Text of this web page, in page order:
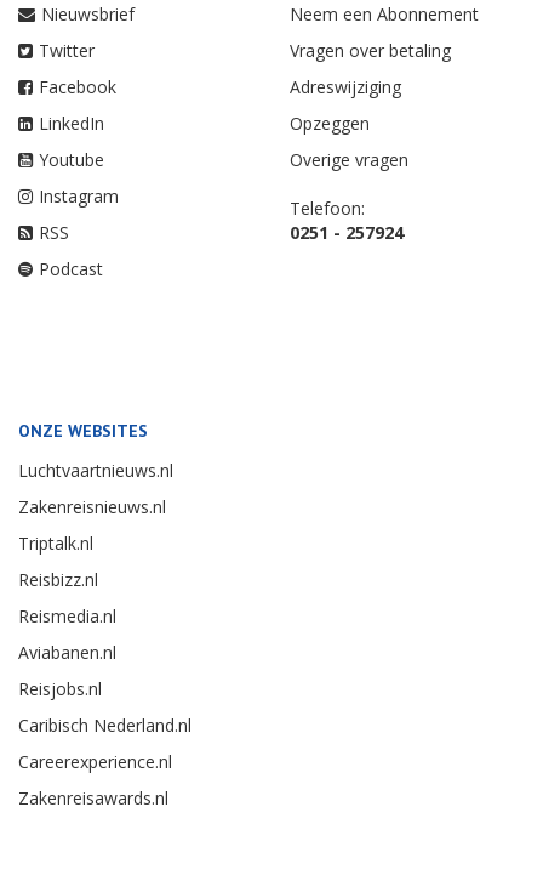
Nieuwsbrief
Twitter
Facebook
LinkedIn
Youtube
Instagram
RSS
Podcast
Neem een Abonnement
Vragen over betaling
Adreswijziging
Opzeggen
Overige vragen
Telefoon:
0251 - 257924
ONZE WEBSITES
Luchtvaartnieuws.nl
Zakenreisnieuws.nl
Triptalk.nl
Reisbizz.nl
Reismedia.nl
Aviabanen.nl
Reisjobs.nl
Caribisch Nederland.nl
Careerexperience.nl
Zakenreisawards.nl